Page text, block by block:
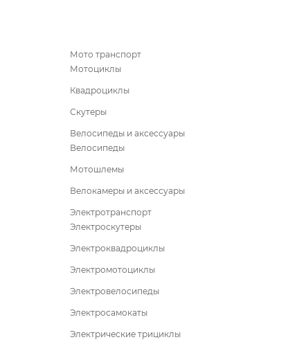
Мото транспорт
Мотоциклы
Квадроциклы
Скутеры
Велосипеды и аксессуары
Велосипеды
Мотошлемы
Велокамеры и аксессуары
Электротранспорт
Электроскутеры
Электроквадроциклы
Электромотоциклы
Электровелосипеды
Электросамокаты
Электрические трициклы